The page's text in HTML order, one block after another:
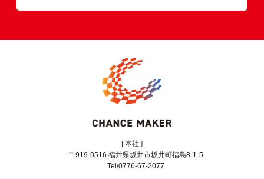
[ 本社 ]
〒919-0516 福井県坂井市坂井町福島8-1-5
Tel/0776-67-2077